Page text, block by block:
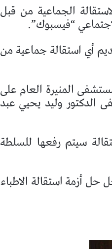
الجماعية من قبل
“فيسبوك”.
أي استقالة جماعية من
المنيرة العام على
الدكتور وليد يحيي عبد
سيتم رفعها للسلطة
أزمة استقالة الاطباء